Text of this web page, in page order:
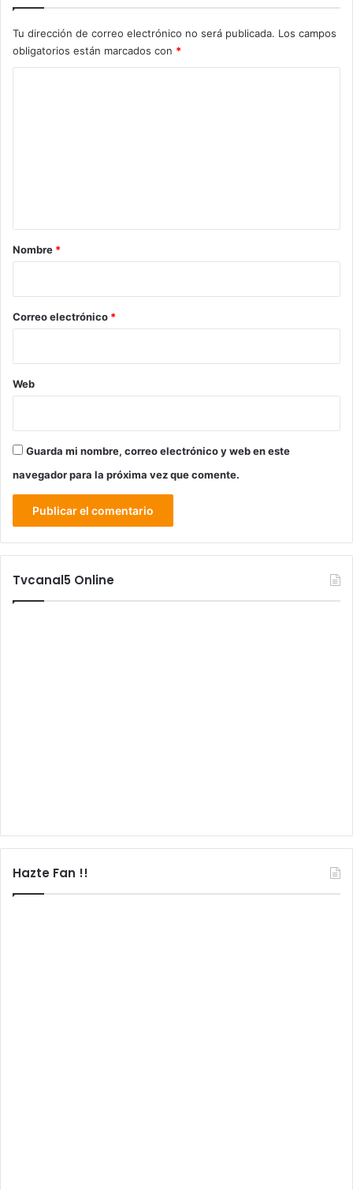
Tu dirección de correo electrónico no será publicada. Los campos
obligatorios están marcados con *
r
*
Nombre *
Correo electrónico *
Web
Guarda mi nombre, correo electrónico y web en este
navegador para la próxima vez que comente.
Tvcanal5 Online
Hazte Fan !!